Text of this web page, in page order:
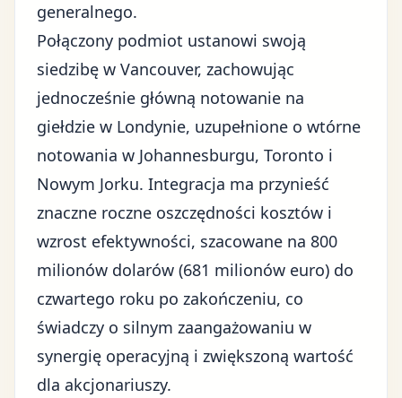
generalnego.
Połączony podmiot ustanowi swoją
siedzibę w Vancouver, zachowując
jednocześnie główną notowanie na
giełdzie w Londynie, uzupełnione o wtórne
notowania w Johannesburgu, Toronto i
Nowym Jorku. Integracja ma przynieść
znaczne roczne oszczędności kosztów i
wzrost efektywności, szacowane na 800
milionów dolarów (681 milionów euro) do
czwartego roku po zakończeniu, co
świadczy o silnym zaangażowaniu w
synergię operacyjną i zwiększoną wartość
dla akcjonariuszy.